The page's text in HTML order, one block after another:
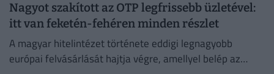
Nagyot szakított az OTP legfrissebb üzletével:
itt van feketén-fehéren minden részlet
A magyar hitelintézet története eddigi legnagyobb
európai felvásárlását hajtja végre, amellyel belép az